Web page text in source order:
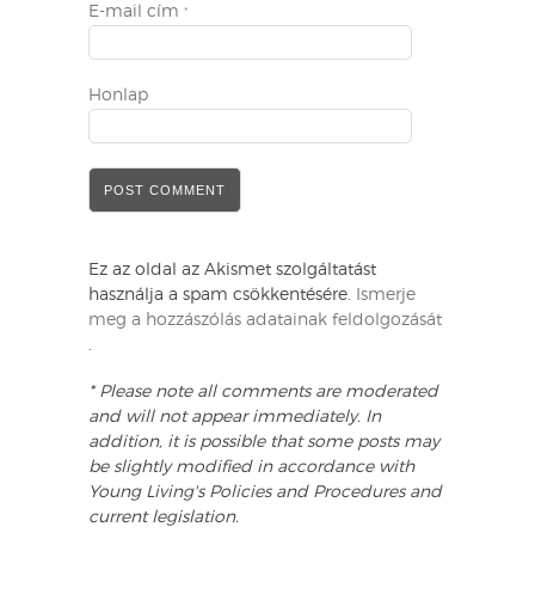
E-mail cím *
Honlap
Ez az oldal az Akismet szolgáltatást
használja a spam csökkentésére.
Ismerje
meg a hozzászólás adatainak feldolgozását
.
* Please note all comments are moderated
and will not appear immediately. In
addition, it is possible that some posts may
be slightly modified in accordance with
Young Living's Policies and Procedures and
current legislation.